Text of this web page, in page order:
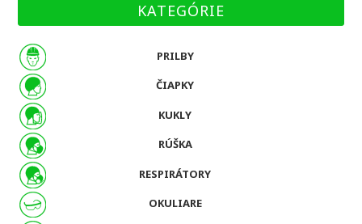
KATEGÓRIE
PRILBY
ČIAPKY
KUKLY
RÚŠKA
RESPIRÁTORY
OKULIARE